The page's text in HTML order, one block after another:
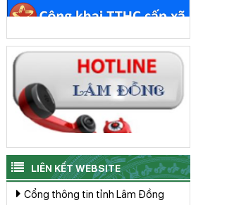
LIÊN KẾT WEBSITE
Cổng thông tin tỉnh Lâm Đồng